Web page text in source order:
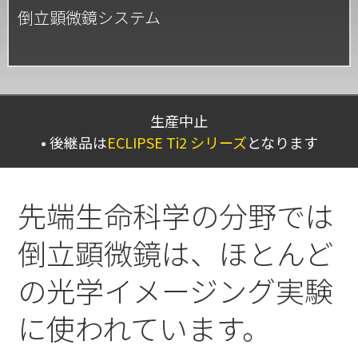
倒立顕微鏡システム
生産中止
後継品はECLIPSE Ti2 シリーズとなります
先端生命科学の分野では
倒立顕微鏡は、ほとんど
の光学イメージング実験
に使われています。